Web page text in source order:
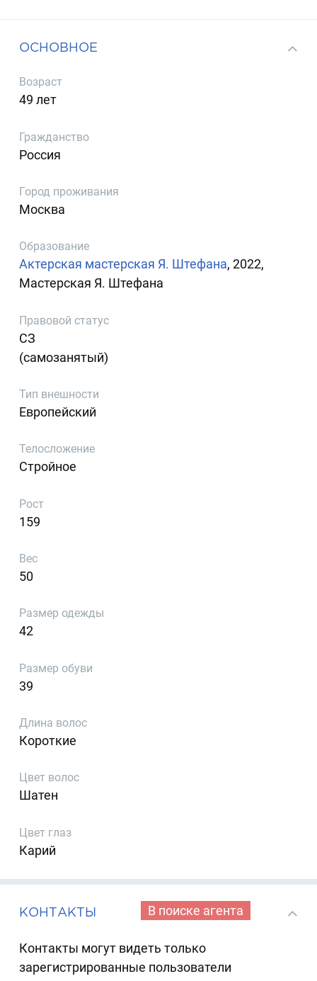
ОСНОВНОЕ
Возраст
49 лет
Гражданство
Россия
Город проживания
Москва
Образование
Актерская мастерская Я. Штефана, 2022,
Мастерская Я. Штефана
Правовой статус
СЗ
(самозанятый)
Тип внешности
Европейский
Телосложение
Стройное
Рост
159
Вес
50
Размер одежды
42
Размер обуви
39
Длина волос
Короткие
Цвет волос
Шатен
Цвет глаз
Карий
КОНТАКТЫ В поиске агента
Контакты могут видеть только
зарегистрированные пользователи